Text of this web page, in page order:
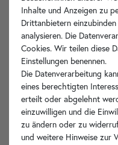
Produktdetails
Artikelbeschreibung
Technische Zeichnung
Hersteller-Info
Inhalte und Anzeigen zu
Drittanbietern
analysieren. Die
Cookies. Wir teilen diese
Einstellungen benennen.
Die Datenverarbeitung
eines berechtigten
erteilt oder abgelehnt
einzuwilligen und die
zu ändern oder zu
und weitere Hinweise zur